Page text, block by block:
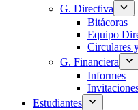
G. Directiva
Bitácoras
Equipo
Circulares
G. Financiera
Informes
Estudiantes